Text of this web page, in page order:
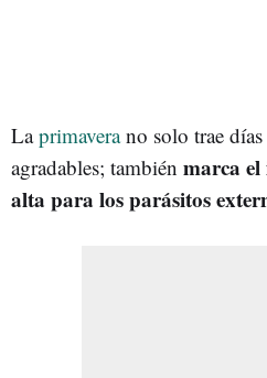
Laprimaverano solo trae días
agradables; también marca
alta para los parásitos